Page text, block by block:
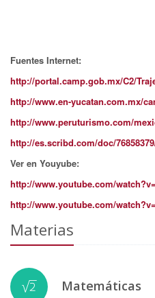
Fuentes Internet:
http://portal.camp.gob.mx/C2/
http://www.en-yucatan.com.mx/
http://www.peruturismo.com/
http://es.scribd.com/doc/
Ver en Youyube:
http://www.youtube.com/
http://www.youtube.com/
Materias
Matemáticas